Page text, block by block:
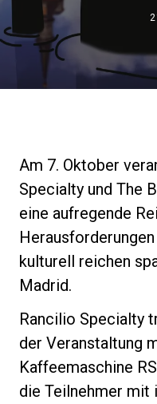
Am 7. Oktober
Specialty und The
eine aufregende
kulturell reichen
Madrid.
Rancilio Specialty
der Veranstaltung
Kaffeemaschine
die Teilnehmer mit
Nachrichten
Unsere Labore
Nachhaltigkeit
Connect
Kontaktieren